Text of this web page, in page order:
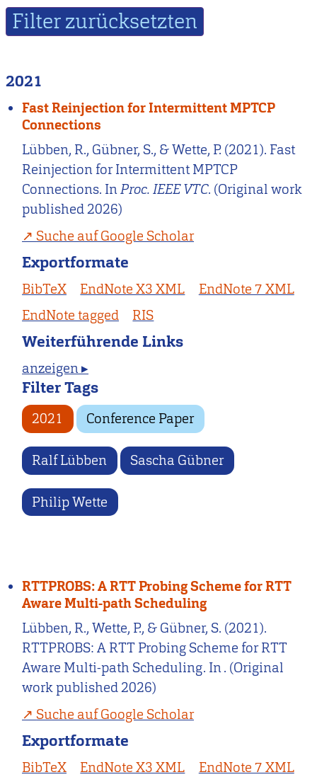
2021
Fast Reinjection for Intermittent MPTCP
Connections
Lübben, R., Gübner, S., & Wette, P. (2021). Fast
Reinjection for Intermittent MPTCP
Connections. InProc. IEEE VTC. (Original work
published 2026)
Suche auf Google Scholar
Exportformate
BibTeX EndNote X3 XML
EndNote 7 XML
EndNote tagged
RIS
Weiterführende Links
anzeigen ▸
Filter Tags
2021 Conference Paper
Ralf Lübben Sascha Gübner
Philip Wette
RTTPROBS: A RTT Probing Scheme for RTT
Aware Multi-path Scheduling
Lübben, R., Wette, P., & Gübner, S. (2021).
RTTPROBS: A RTT Probing Scheme for RTT
Aware Multi-path Scheduling. In . (Original
work published 2026)
Suche auf Google Scholar
Exportformate
BibTeX EndNote X3 XML
EndNote 7 XML